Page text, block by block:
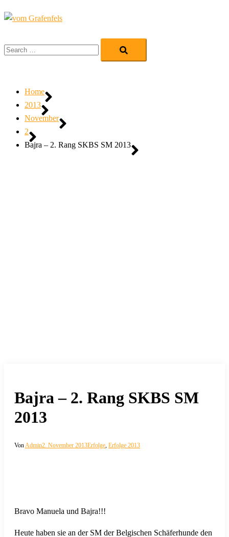
Zum
Inhalt
Search…
Home
2013
November
2
Bajra – 2. Rang SKBS SM 2013
Bajra – 2. Rang SKBS SM
2013
VonAdmin2. November 2013Erfolge, Erfolge 2013
Bravo Manuela und Bajra!!!
Heute haben sie an der SM der Belgischen Schäferhunde den